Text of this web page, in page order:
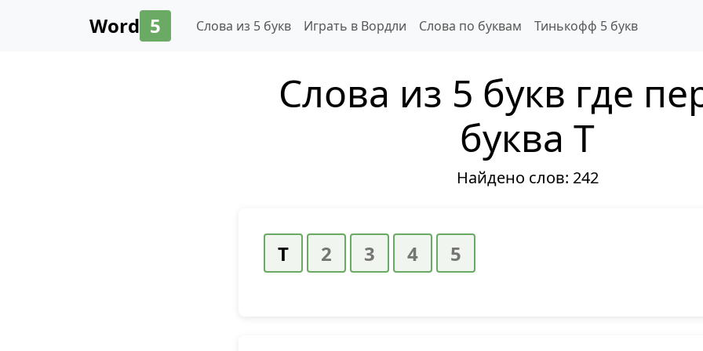
Word 5 Слова из 5 букв Играть в Вордли Слова по буквам Тинькофф 5 букв
Слова из 5 букв где
буква Т
Найдено слов: 242